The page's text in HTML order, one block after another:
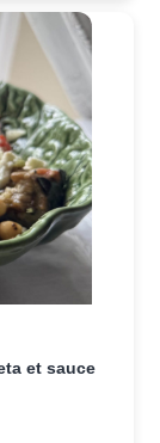
et sauce